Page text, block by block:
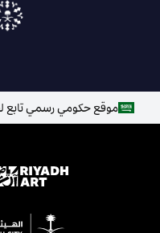
موقع حكومي رسمي تابع